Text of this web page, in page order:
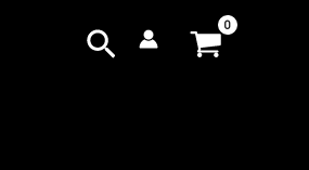
Cerca